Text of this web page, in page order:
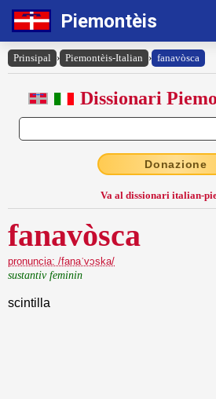
Piemontèis
Prinsipal › Piemontèis-Italian › fanavòsca
Dissionari
Donazione
Va al dissionari italian-
fanavòsca
pronuncia: /fanaˈvɔska/
sustantiv feminin
scintilla